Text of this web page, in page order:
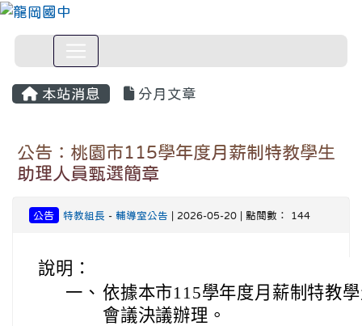
本站消息 分月文章
公告：桃園市115學年度月薪制特教學生
助理人員甄選簡章
公告 特教組長 - 輔導室公告 | 2026-05-20 | 點閱數： 144
說明：
一、 依據本市115學年度月薪制特教
會議決議辦理。